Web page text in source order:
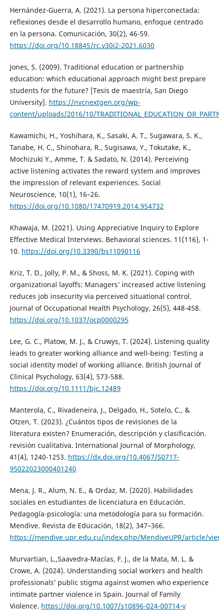
Hernández-Guerra, A. (2021). La persona hiperconectada:
reflexiones desde el desarrollo humano, enfoque centrado
en la persona. Comunicación, 30(2), 46-59.
https://doi.org/10.18845/rc.v30i2-2021.6030
Jones, S. (2009). Traditional education or partnership
education: which educational approach might best prepare
students for the future? [Tesis de maestría, San Diego
University]. https://nvcnextgen.org/wp-
content/uploads/2016/10/
Kawamichi, H., Yoshihara, K., Sasaki, A. T., Sugawara, S. K.,
Tanabe, H. C., Shinohara, R., Sugisawa, Y., Tokutake, K.,
Mochizuki Y., Amme, T. & Sadato, N. (2014). Perceiving
active listening activates the reward system and improves
the impression of relevant experiences. Social
Neuroscience, 10(1), 16–26.
https://doi.org/10.1080/17470919.2014.954732
Khawaja, M. (2021). Using Appreciative Inquiry to Explore
Effective Medical Interviews. Behavioral sciences. 11(116), 1-
10. https://doi.org/10.3390/bs11090116
Kriz, T. D., Jolly, P. M., & Shoss, M. K. (2021). Coping with
organizational layoffs: Managers’ increased active listening
reduces job insecurity via perceived situational control.
Journal of Occupational Health Psychology, 26(5), 448-458.
https://doi.org/10.1037/ocp0000295
Lee, G. C., Platow, M. J., & Cruwys, T. (2024). Listening quality
leads to greater working alliance and well-being: Testing a
social identity model of working alliance. British Journal of
Clinical Psychology, 63(4), 573-588.
https://doi.org/10.1111/bjc.12489
Manterola, C., Rivadeneira, J., Delgado, H., Sotelo, C., &
Otzen, T. (2023). ¿Cuántos tipos de revisiones de la
literatura existen? Enumeración, descripción y clasificación.
revisión cualitativa. International Journal of Morphology,
41(4), 1240-1253. https://dx.doi.org/10.4067/S0717-
95022023000401240
Mena, J. R., Alum, N. E., & Ordaz, M. (2020). Habilidades
sociales en estudiantes de licenciatura en Educación.
Pedagogía-psicología: una metodología para su formación.
Mendive. Revista de Educación, 18(2), 347–366.
https://mendive.upr.edu.cu/index.php/MendiveUPR/article/
Murvartian, L.,Saavedra-Macías, F. J., de la Mata, M. L. &
Crowe, A. (2024). Understanding social workers and health
professionals’ public stigma against women who experience
intimate partner violence in Spain. Journal of Family
Violence. https://doi.org/10.1007/s10896-024-00714-y